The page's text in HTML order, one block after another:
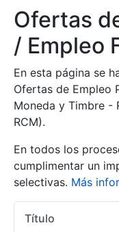
Mostrar/Ocultar
Mostrar/Ocultar
Ofertas
/ Empleo
En esta página se
Ofertas de Empleo
Moneda y Timbre -
RCM).
En todos los
cumplimentar un
selectivas. Más
Título